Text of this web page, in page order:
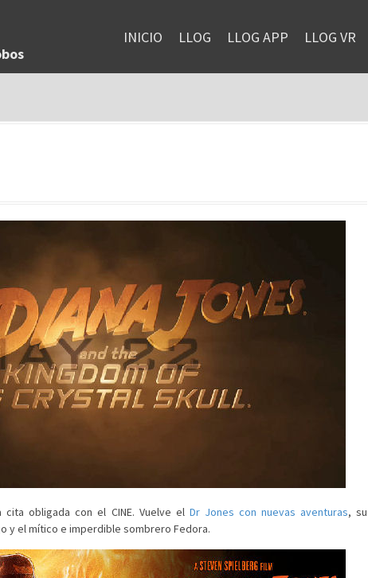
INICIO LLOG LLOG APP LLOG VR
obligada con el CINE. Vuelve el Dr Jones con nuevas aventuras, su
y el mítico e imperdible sombrero Fedora.